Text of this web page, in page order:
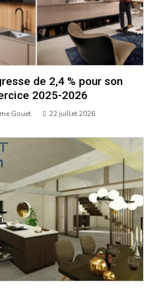
de 2,4 % pour son
2025-2026
Gouet 22 juillet 2026